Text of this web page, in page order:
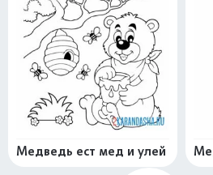
Медведь ест мед и улей